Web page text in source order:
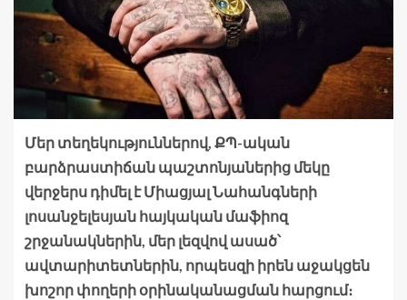
Մեր տեղեկություններով, ՔՊ-ական
բարձրաստիճան պաշտոնյաներից մեկը
վերջերս դիմել է Միացյալ Նահանգների
լոսանջելեսյան հայկական մաֆիոզ
շրջանակներին, մեր լեզվով ասած՝
ավտարիտետներին, որպեսզի իրեն աջակցեն
խոշոր փողերի օրինականացման հարցում։